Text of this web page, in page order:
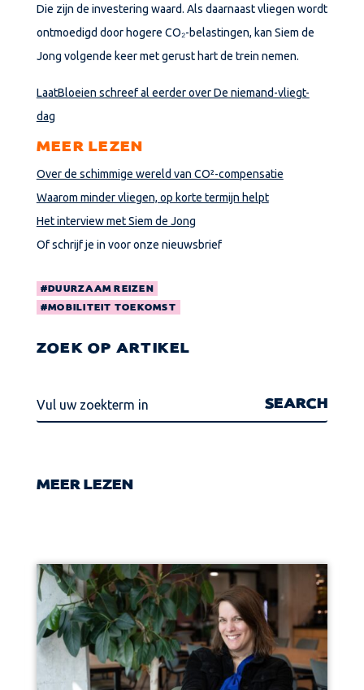
Die zijn de investering waard. Als daarnaast vliegen wordt
ontmoedigd door hogere CO₂-belastingen, kan Siem de
Jong volgende keer met gerust hart de trein nemen.
LaatBloeien schreef al eerder over De niemand-vliegt-
dag
MEER LEZEN
Over de schimmige wereld van CO²-compensatie
Waarom minder vliegen, op korte termijn helpt
Het interview met Siem de Jong
Of schrijf je in voor onze nieuwsbrief
DUURZAAM REIZEN
MOBILITEIT TOEKOMST
ZOEK OP ARTIKEL
MEER LEZEN